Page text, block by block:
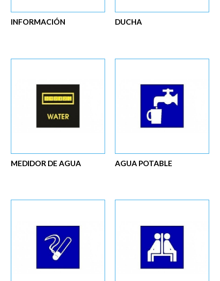
DUCHA
INFORMACIÓN
AGUA POTABLE
MEDIDOR DE AGUA